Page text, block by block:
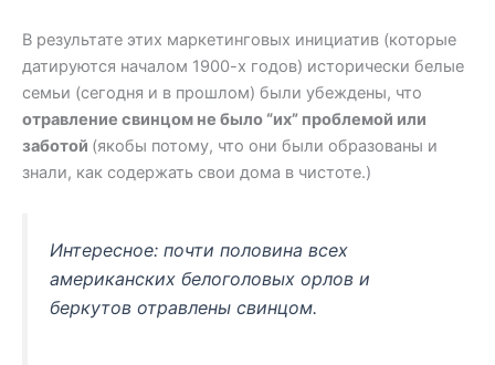
В результате этих маркетинговых инициатив (которые
датируются началом 1900-х годов) исторически белые
семьи (сегодня и в прошлом) были убеждены, что
отравление свинцом не было “их” проблемой или
заботой (якобы потому, что они были образованы и
знали, как содержать свои дома в чистоте.)
Интересное: почти половина всех
американских белоголовых орлов и
беркутов отравлены свинцом.